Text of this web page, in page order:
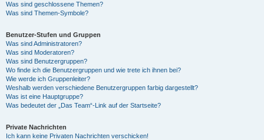
Was sind geschlossene Themen?
Was sind Themen-Symbole?
Benutzer-Stufen und Gruppen
Was sind Administratoren?
Was sind Moderatoren?
Was sind Benutzergruppen?
Wo finde ich die Benutzergruppen und wie trete ich ihnen bei?
Wie werde ich Gruppenleiter?
Weshalb werden verschiedene Benutzergruppen farbig dargestellt?
Was ist eine Hauptgruppe?
Was bedeutet der „Das Team“-Link auf der Startseite?
Private Nachrichten
Ich kann keine Privaten Nachrichten verschicken!